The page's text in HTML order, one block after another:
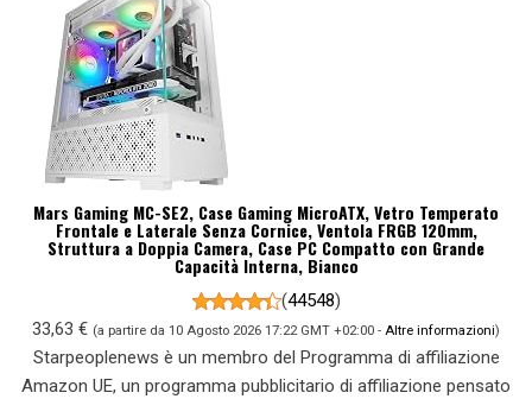
Mars Gaming MC-SE2, Case Gaming MicroATX, Vetro Temperato
Frontale e Laterale Senza Cornice, Ventola FRGB 120mm,
Struttura a Doppia Camera, Case PC Compatto con Grande
Capacità Interna, Bianco
(44548)
33,63 € (a partire da 10 Agosto 2026 17:22 GMT +02:00 - Altre informazioni)
Starpeoplenews è un membro del Programma di affiliazione
Amazon UE, un programma pubblicitario di affiliazione pensato